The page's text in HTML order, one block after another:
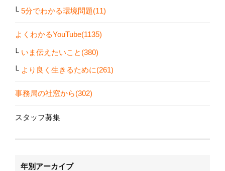
5分でわかる環境問題(11)
よくわかるYouTube(1135)
いま伝えたいこと(380)
より良く生きるために(261)
事務局の社窓から(302)
スタッフ募集
年別アーカイブ